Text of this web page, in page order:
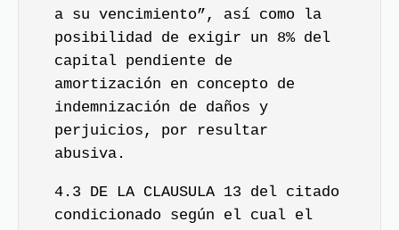
a su vencimiento”, así como la
posibilidad de exigir un 8% del
capital pendiente de
amortización en concepto de
indemnización de daños y
perjuicios, por resultar
abusiva.
4.3 DE LA CLAUSULA 13 del citado
condicionado según el cual el